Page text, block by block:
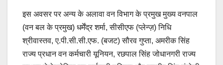
इस अवसर पर अन्य के अलावा वन विभाग के प्रमुख मुख्य वनपाल
(वन बल के प्रमुख) धर्मेंद्र शर्मा, सीसीएफ (प्लेन्ज़) निधि
श्रीवास्तव, ए.पी.सी.सी.एफ. (बजट) सौरव गुप्ता, अमरीक सिंह
राज्य प्रधान वन कर्मचारी यूनियन, रछपाल सिंह जोधानगरी राज्य